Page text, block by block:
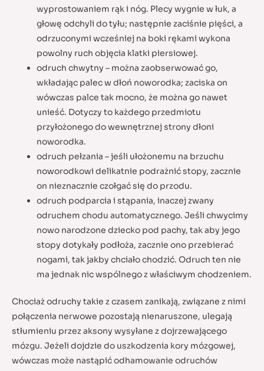
wyprostowaniem rąk i nóg. Plecy wygnie w łuk, a
głowę odchyli do tyłu; następnie zaciśnie pięści, a
odrzuconymi wcześniej na boki rękami wykona
powolny ruch objęcia klatki piersiowej.
odruch chwytny – można zaobserwować go,
wkładając palec w dłoń noworodka; zaciska on
wówczas palce tak mocno, że można go nawet
unieść. Dotyczy to każdego przedmiotu
przyłożonego do wewnętrznej strony dłoni
noworodka.
odruch pełzania – jeśli ułożonemu na brzuchu
noworodkowi delikatnie podrażnić stopy, zacznie
on nieznacznie czołgać się do przodu.
odruch podparcia i stąpania, inaczej zwany
odruchem chodu automatycznego. Jeśli chwycimy
nowo narodzone dziecko pod pachy, tak aby jego
stopy dotykały podłoża, zacznie ono przebierać
nogami, tak jakby chciało chodzić. Odruch ten nie
ma jednak nic wspólnego z właściwym chodzeniem.
Chociaż odruchy takie z czasem zanikają, związane z nimi
połączenia nerwowe pozostają nienaruszone, ulegają
stłumieniu przez aksony wysyłane z dojrzewającego
mózgu. Jeżeli dojdzie do uszkodzenia kory mózgowej,
wówczas może nastąpić odhamowanie odruchów